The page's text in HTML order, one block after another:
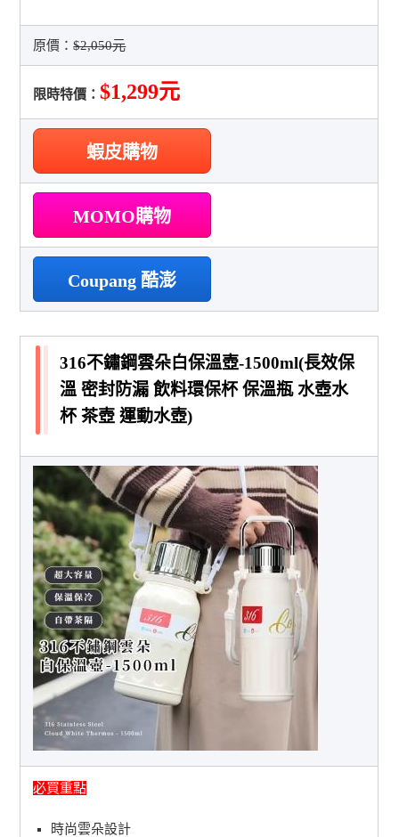
原價：$2,050元
限時特價：$1,299元
蝦皮購物
MOMO購物
Coupang 酷澎
316不鏽鋼雲朵白保溫壺-1500ml(長效保
溫 密封防漏 飲料環保杯 保溫瓶 水壺水
杯 茶壺 運動水壺)
必買重點
時尚雲朵設計